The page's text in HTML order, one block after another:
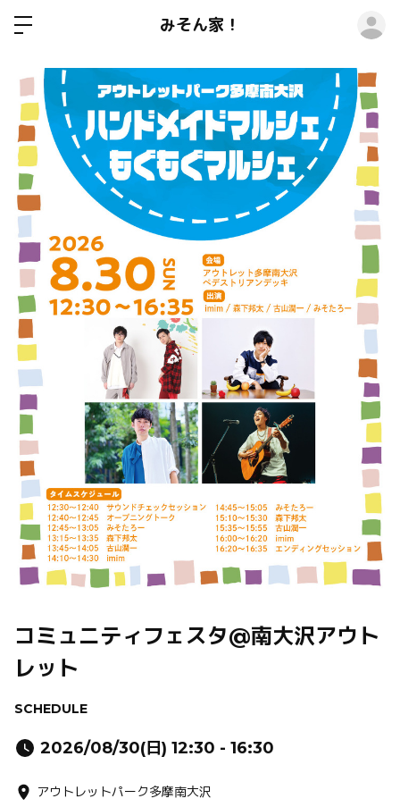
みそん家！
コミュニティフェスタ@南大沢アウト
レット
SCHEDULE
2026/08/30(日) 12:30 - 16:30
アウトレットパーク多摩南大沢